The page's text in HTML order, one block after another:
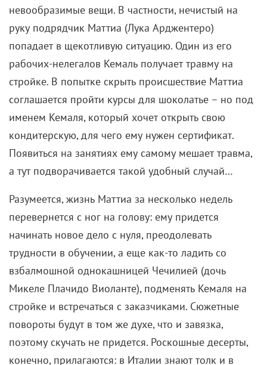
невообразимые вещи. В частности, нечистый на
руку подрядчик Маттиа (Лука Арджентеро)
попадает в щекотливую ситуацию. Один из его
рабочих-нелегалов Кемаль получает травму на
стройке. В попытке скрыть происшествие Маттиа
соглашается пройти курсы для шоколатье – но под
именем Кемаля, который хочет открыть свою
кондитерскую, для чего ему нужен сертификат.
Появиться на занятиях ему самому мешает травма,
а тут подворачивается такой удобный случай…
Разумеется, жизнь Маттиа за несколько недель
перевернется с ног на голову: ему придется
начинать новое дело с нуля, преодолевать
трудности в обучении, а еще как-то ладить со
взбалмошной однокашницей Чечилией (дочь
Микеле Плачидо Виоланте), подменять Кемаля на
стройке и встречаться с заказчиками. Сюжетные
повороты будут в том же духе, что и завязка,
поэтому скучать не придется. Роскошные десерты,
конечно, прилагаются: в Италии знают толк и в